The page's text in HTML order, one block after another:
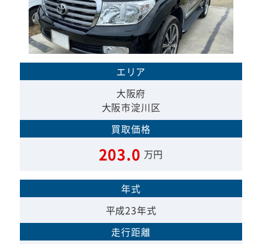
エリア
大阪府
大阪市淀川区
買取価格
203.0 万円
年式
平成23年式
走行距離